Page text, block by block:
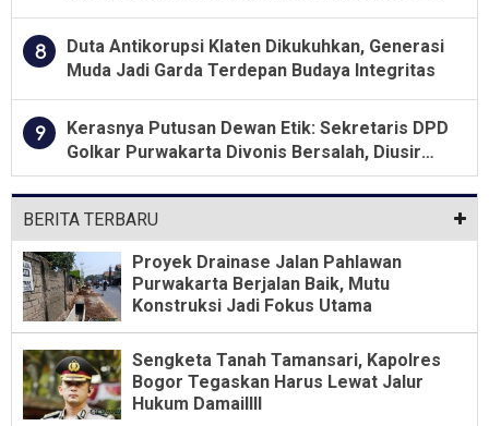
8
Duta Antikorupsi Klaten Dikukuhkan, Generasi
Muda Jadi Garda Terdepan Budaya Integritas
9
Kerasnya Putusan Dewan Etik: Sekretaris DPD
Golkar Purwakarta Divonis Bersalah, Diusir
Dari Jabatan Selama Empat Tahun
BERITA TERBARU
Proyek Drainase Jalan Pahlawan
Purwakarta Berjalan Baik, Mutu
Konstruksi Jadi Fokus Utama
Sengketa Tanah Tamansari, Kapolres
Bogor Tegaskan Harus Lewat Jalur
Hukum Damaillll